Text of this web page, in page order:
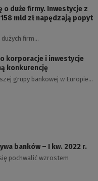
duże firmy. Inwestycje z
mld zł napędzają popyt
firm…
korporacje i inwestycje
konkurencję
grupy bankowej w Europie…
banków – I kw. 2022 r.
pochwalić wzrostem